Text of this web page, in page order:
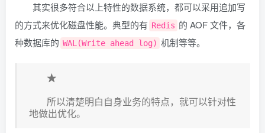
其实很多符合以上特性的数据系统，都可以采用追加写
的方式来优化磁盘性能。典型的有 Redis 的 AOF 文件，各
种数据库的 WAL(Write ahead log) 机制等等。
★
所以清楚明白自身业务的特点，就可以针对性
地做出优化。